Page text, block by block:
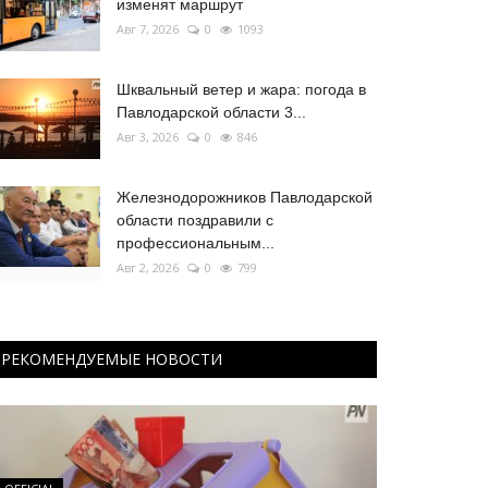
изменят маршрут
Авг 7, 2026 0 1093
Шквальный ветер и жара: погода в
Павлодарской области 3...
Авг 3, 2026 0 846
Железнодорожников Павлодарской
области поздравили с
профессиональным...
Авг 2, 2026 0 799
РЕКОМЕНДУЕМЫЕ НОВОСТИ